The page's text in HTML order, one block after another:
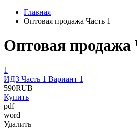
Главная
Оптовая продажа Часть 1
Оптовая продажа
1
ИДЗ Часть 1 Вариант 1
590RUB
Купить
pdf
word
Удалить